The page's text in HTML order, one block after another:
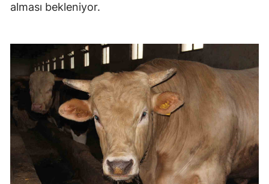
alması bekleniyor.